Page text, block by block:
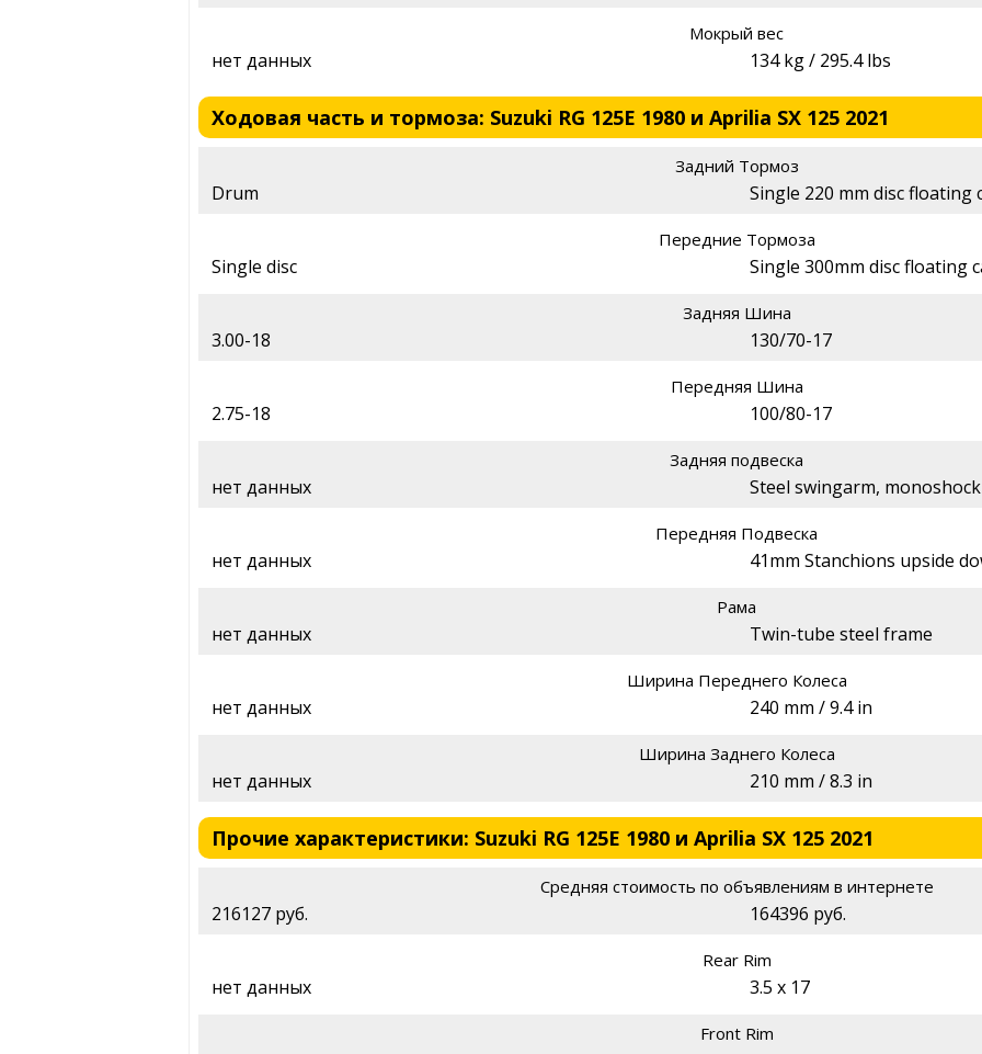
Мокрый вес
нет данных 134 kg / 295.4 lbs
Ходовая часть и тормоза: Suzuki RG 125E 1980 и Aprilia SX 125 2021
Задний Тормоз
Drum Single 220 mm disc floating
Передние Тормоза
Single disc Single 300mm disc floating
Задняя Шина
3.00-18 130/70-17
Передняя Шина
2.75-18 100/80-17
Задняя подвеска
нет данных Steel swingarm,
Передняя Подвеска
нет данных 41mm Stanchions upside
Рама
нет данных Twin-tube steel frame
Ширина Переднего Колеса
нет данных 240 mm / 9.4 in
Ширина Заднего Колеса
нет данных 210 mm / 8.3 in
Прочие характеристики: Suzuki RG 125E 1980 и Aprilia SX 125 2021
Средняя стоимость по объявлениям в интернете
216127 руб. 164396 руб.
Rear Rim
нет данных 3.5 x 17
Front Rim